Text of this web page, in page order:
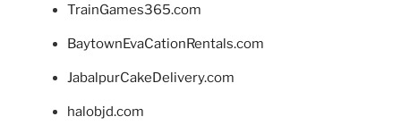
TrainGames365.com
BaytownEvaCationRentals.com
JabalpurCakeDelivery.com
halobjd.com